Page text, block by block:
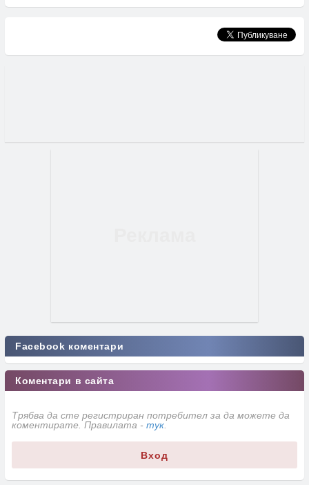
Facebook коментари
Коментари в сайта
Трябва да сте регистриран потребител за да можете да
коментирате. Правилата - тук
Вход